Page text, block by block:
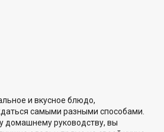
и вкусное блюдо,
самыми разными способами.
домашнему руководству, вы